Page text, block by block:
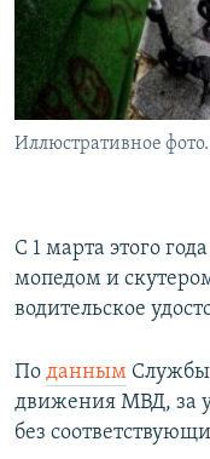
Иллюстративное фото.
С 1 марта этого
мопедом и
водительское
По данным Службы
движения МВД, за
без